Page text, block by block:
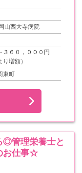
山西大寺病院
３６０，０００円
り増額）
東町
◎管理栄養士と
お仕事☆